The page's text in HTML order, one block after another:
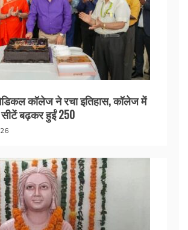
कॉलेज ने रचा इतिहास, कॉलेज में
सीटें बढ़कर हुईं 250